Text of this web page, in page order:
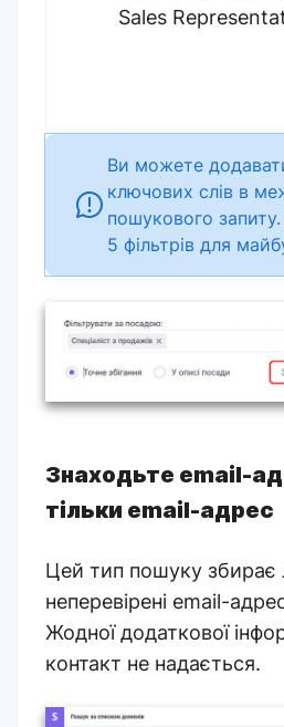
Sales
Ви можете
ключових слів в
пошукового запиту.
5 фільтрів для
Знаходьте email-
тільки email-адрес
Цей тип пошуку
неперевірені email-
Жодної додаткової
контакт не надається.